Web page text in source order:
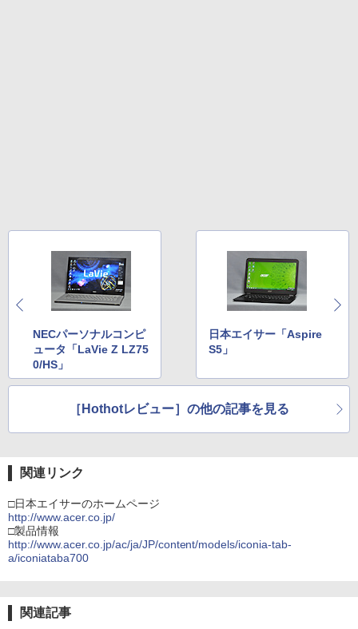
NECパーソナルコンピ
ュータ「LaVie Z LZ75
0/HS」
日本エイサー「Aspire
S5」
［Hothotレビュー］の他の記事を見る
関連リンク
□日本エイサーのホームページ
http://www.acer.co.jp/
□製品情報
http://www.acer.co.jp/ac/ja/JP/content/models/iconia-tab-
a/iconiataba700
関連記事